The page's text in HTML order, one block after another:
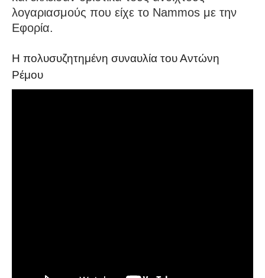
λογαριασμούς που είχε το Nammos με την
Εφορία.
Η πολυσυζητημένη συναυλία του Αντώνη
Ρέμου